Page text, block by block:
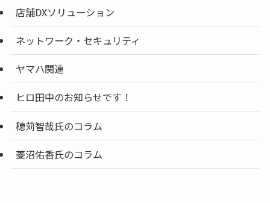
店舗DXソリューション
ネットワーク・セキュリティ
ヤマハ関連
ヒロ田中のお知らせです！
穂苅智哉氏のコラム
菱沼佑香氏のコラム